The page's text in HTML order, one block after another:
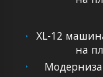
XL-12
на